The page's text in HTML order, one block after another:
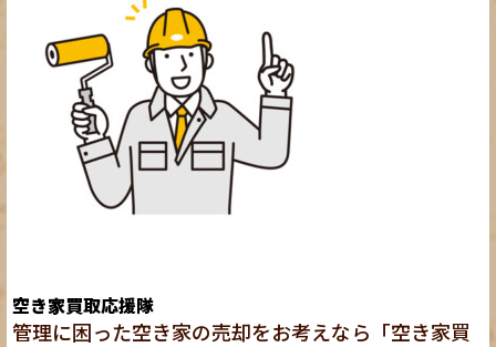
空き家買取応援隊
管理に困った空き家の売却をお考えなら「空き家買